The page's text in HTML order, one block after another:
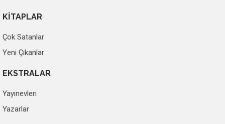
KİTAPLAR
Çok Satanlar
Yeni Çıkanlar
EKSTRALAR
Yayınevleri
Yazarlar